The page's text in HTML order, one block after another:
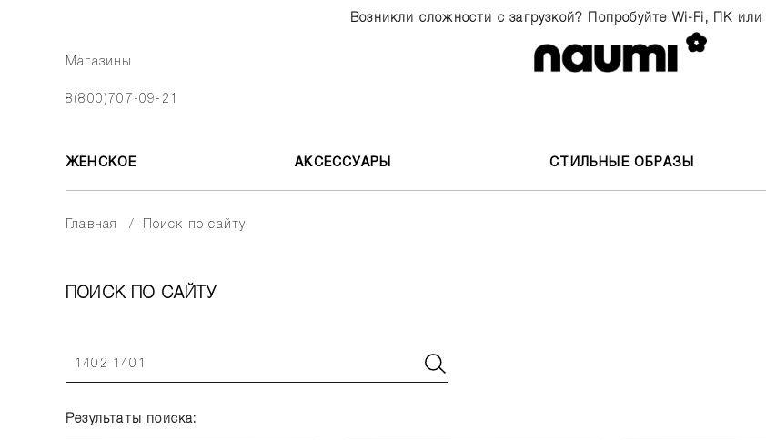
Возникли сложности с загрузкой? Попробуйте Wi-Fi, ПК или
Магазины
8(800)707-09-21
ЖЕНСКОЕ АКСЕССУАРЫ СТИЛЬНЫЕ ОБРАЗЫ
главная поиск по сайту
ПОИСК ПО САЙТУ
Результаты поиска: